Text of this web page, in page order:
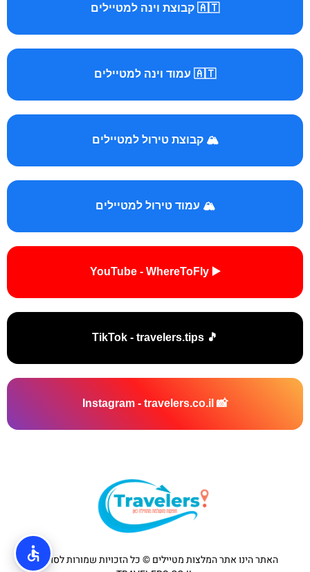
🇦🇹 קבוצת וינה למטיילים
🇦🇹 עמוד וינה למטיילים
🏔️ קבוצת טירול למטיילים
🏔️ עמוד טירול למטיילים
▶️ YouTube - WhereToFly
🎵 TikTok - travelers.tips
📸 Instagram - travelers.co.il
האתר הינו אתר המלצות מטיילים © כל הזכויות שמורות לסוכנות